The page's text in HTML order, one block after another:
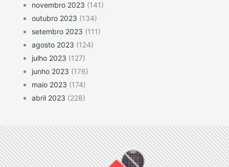
novembro 2023 (141)
outubro 2023 (134)
setembro 2023 (111)
agosto 2023 (124)
julho 2023 (127)
junho 2023 (176)
maio 2023 (174)
abril 2023 (228)